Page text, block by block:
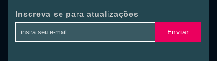
Inscreva-se para atualizações
Enviar